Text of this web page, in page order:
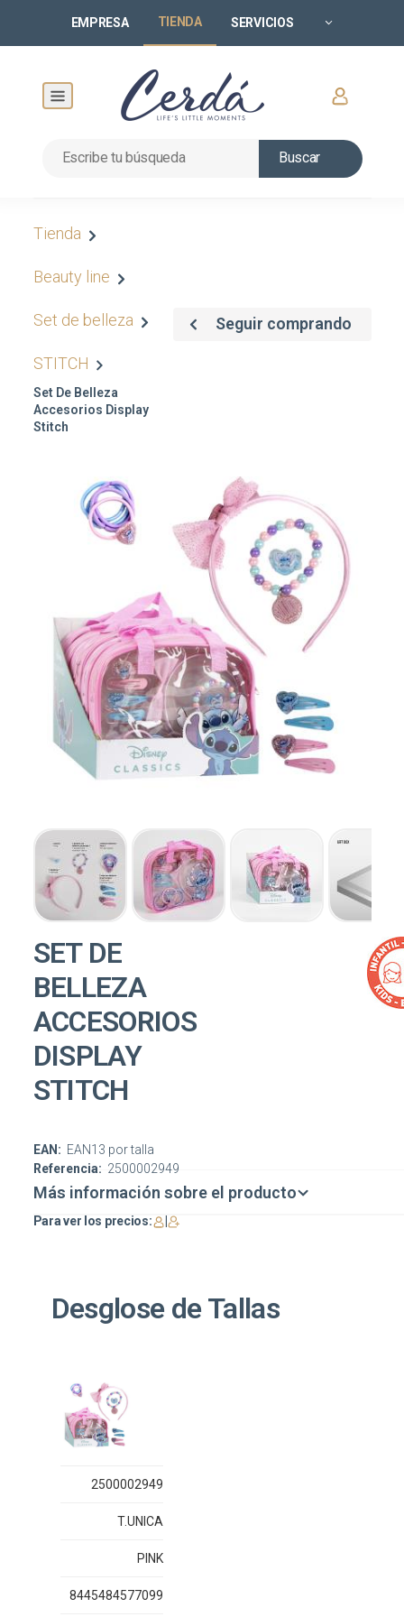
EMPRESA TIENDA SERVICIOS
Buscar
Tienda
Beauty line
Set de belleza
STITCH
Set De Belleza
Accesorios Display
Stitch
Seguir comprando
SET DE
BELLEZA
ACCESORIOS
DISPLAY
STITCH
Referencia: 2500002949
EAN: EAN13 por talla
Más información sobre el producto
Para ver los precios:
Desglose de Tallas
2500002949
T.UNICA
PINK
8445484577099